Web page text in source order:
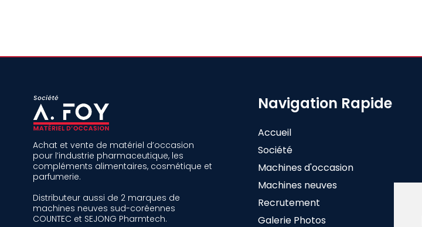
Achat et vente de matériel d’occasion
pour l’industrie pharmaceutique, les
compléments alimentaires, cosmétique et
parfumerie.
Distributeur aussi de 2 marques de
machines neuves sud-coréennes
COUNTEC et SEJONG Pharmtech.
Navigation Rapide
Accueil
Société
Machines d'occasion
Machines neuves
Recrutement
Galerie Photos